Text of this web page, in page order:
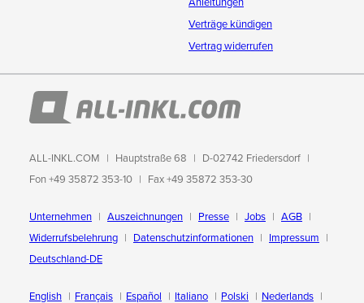
Verträge kündigen
Vertrag widerrufen
ALL-INKL.COM Hauptstraße 68
D-02742 Friedersdorf
Fon +49 35872 353-10
Fax +49 35872 353-30
Unternehmen Auszeichnungen Presse Jobs
AGB
Widerrufsbelehrung
Datenschutzinformationen
Impressum
Deutschland-DE
English Français Español Italiano Polski Nederlands